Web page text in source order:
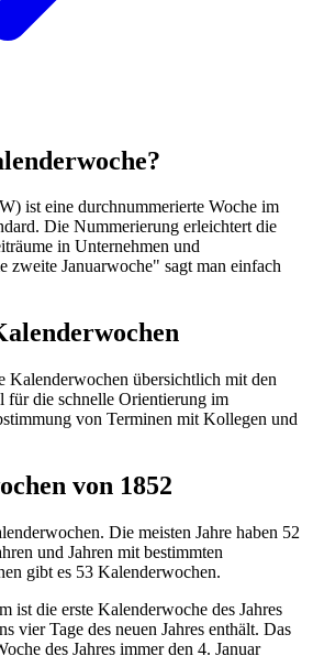
ist eine durchnummerierte Woche im
Die Nummerierung erleichtert die
in Unternehmen und
zweite Januarwoche" sagt man einfach
Kalenderwochen übersichtlich mit den
für die schnelle Orientierung im
von Terminen mit Kollegen und
von 1852
Die meisten Jahre haben 52
und Jahren mit bestimmten
gibt es 53 Kalenderwochen.
ist die erste Kalenderwoche des Jahres
vier Tage des neuen Jahres enthält. Das
des Jahres immer den 4. Januar